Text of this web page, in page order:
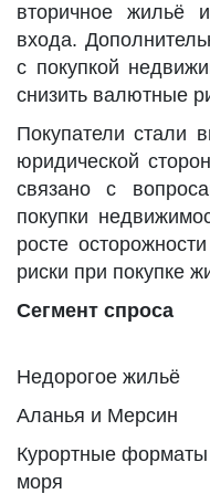
вторичное жильё
входа.
с покупкой
снизить валютные
Покупатели стали
юридической
связано с
покупки
росте
риски при покупке
Сегмент спроса
Недорогое жильё
Аланья и Мерсин
Курортные
моря